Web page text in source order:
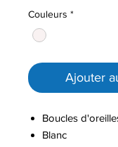
Couleurs *
Ajouter
Boucles
Blanc